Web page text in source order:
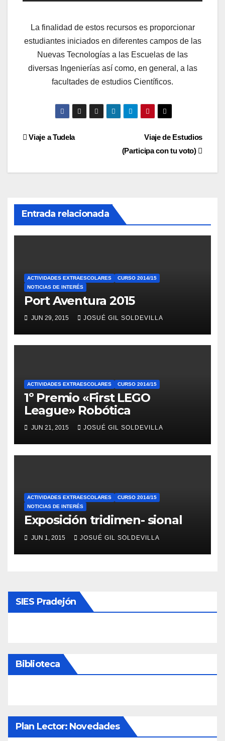
La finalidad de estos recursos es proporcionar
estudiantes iniciados en diferentes campos de las
Nuevas Tecnologías a las Escuelas de las
diversas Ingenierías así como, en general, a las
facultades de estudios Científicos.
Navegación
Viaje de Estudios
(Participa con tu voto)
Viaje a Tudela
Entrada relacionada
ACTIVIDADES EXTRAESCOLARES
CURSO 2014/15
NOTICIAS DE INTERÉS
Port Aventura 2015
JUN 29, 2015 JOSUÉ GIL SOLDEVILLA
ACTIVIDADES EXTRAESCOLARES CURSO 2014/15
1º Premio «First LEGO
League» Robótica
JUN 21, 2015 JOSUÉ GIL SOLDEVILLA
ACTIVIDADES EXTRAESCOLARES
CURSO 2014/15
NOTICIAS DE INTERÉS
Exposición tridimen- sional
JUN 1, 2015 JOSUÉ GIL SOLDEVILLA
SIES Pradejón
Biblioteca
Plan Lector: Novedades